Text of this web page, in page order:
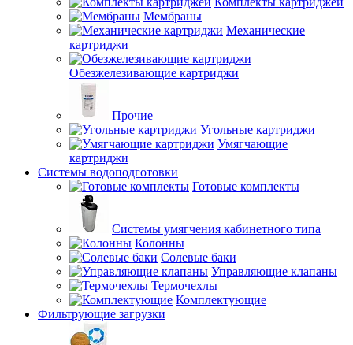
Мембраны
Механические
картриджи
Обезжелезивающие картриджи
Прочие
Угольные картриджи
Умягчающие
картриджи
Системы водоподготовки
Готовые комплекты
Системы умягчения кабинетного типа
Колонны
Солевые баки
Управляющие клапаны
Термочехлы
Комплектующие
Фильтрующие загрузки